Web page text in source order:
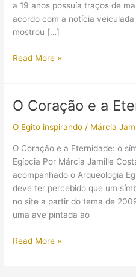
a 19 anos possuía traços de
acordo com a notícia
mostrou […]
Tutankhamon
de
malária
Read More »
O Coração e a
O Egito inspirando / Márcia
O Coração e a Eternidade: o
Egípcia Por Márcia Jamille
acompanhado o Arqueologia
deve ter percebido que um
no site a partir do tema de
uma ave pintada ao
O
Read More »